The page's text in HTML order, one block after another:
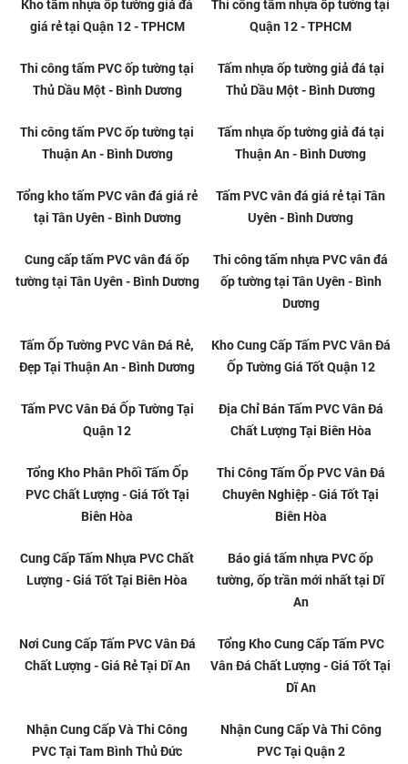
Tấm ốp tường giả đá tại Bình
Thi công tấm PVC vân đá tại Gò
Tấm ốp tường giả đá tại Gò Vấp
Thi công tấm PVC vân đá tại
Quận 12
Tấm ốp tường giả đá tại Quận
12
Tấm nhựa giả đá ốp tường giá rẻ
tại Biên Hòa - Đồng Nai